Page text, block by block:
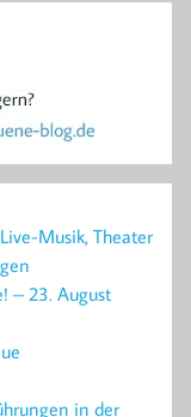
Musik, Theater
– 23. August
in der